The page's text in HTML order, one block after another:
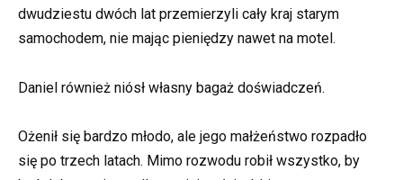
dwudziestu dwóch lat przemierzyli cały kraj starym
samochodem, nie mając pieniędzy nawet na motel.
Daniel również niósł własny bagaż doświadczeń.
Ożenił się bardzo młodo, ale jego małżeństwo rozpadło
się po trzech latach. Mimo rozwodu robił wszystko, by